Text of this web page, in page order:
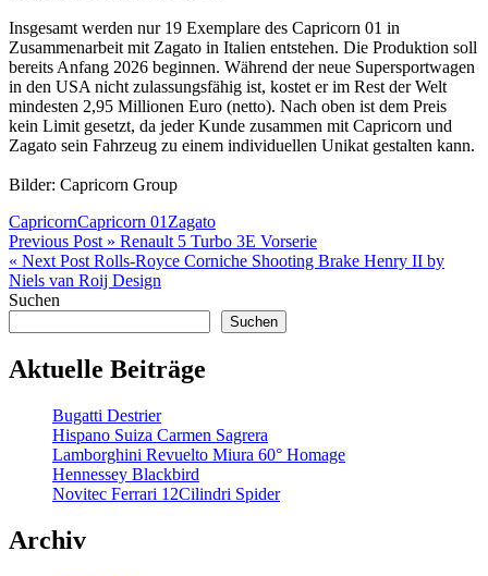
Insgesamt werden nur 19 Exemplare des Capricorn 01 in
Zusammenarbeit mit Zagato in Italien entstehen. Die Produktion soll
bereits Anfang 2026 beginnen. Während der neue Supersportwagen
in den USA nicht zulassungsfähig ist, kostet er im Rest der Welt
mindesten 2,95 Millionen Euro (netto). Nach oben ist dem Preis
kein Limit gesetzt, da jeder Kunde zusammen mit Capricorn und
Zagato sein Fahrzeug zu einem individuellen Unikat gestalten kann.
Bilder: Capricorn Group
CapricornCapricorn 01Zagato
Beitragsnavigation
Previous Post » Renault 5 Turbo 3E Vorserie
« Next Post Rolls-Royce Corniche Shooting Brake Henry II by
Niels van Roij Design
Suchen
Suchen
Aktuelle Beiträge
Bugatti Destrier
Hispano Suiza Carmen Sagrera
Lamborghini Revuelto Miura 60° Homage
Hennessey Blackbird
Novitec Ferrari 12Cilindri Spider
Archiv